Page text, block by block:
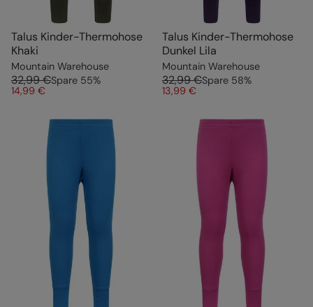
Talus Kinder-Thermohose
Khaki
Mountain Warehouse
32,99 €Spare 55%
14,99 €
Talus Kinder-Thermohose
Dunkel Lila
Mountain Warehouse
32,99 €Spare 58%
13,99 €